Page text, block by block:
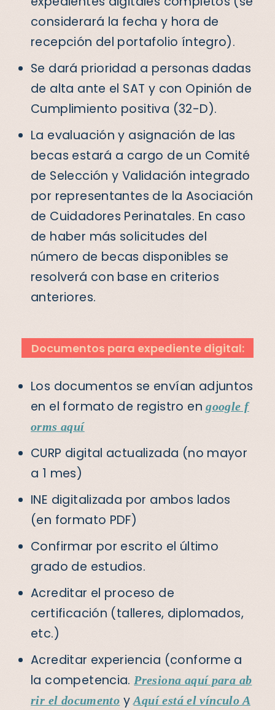
considerará la fecha y hora de
recepción del portafolio íntegro).
Se dará prioridad a personas dadas
de alta ante el SAT y con Opinión de
Cumplimiento positiva (32-D).
La evaluación y asignación de las
becas estará a cargo de un Comité
de Selección y Validación integrado
por representantes de la Asociación
de Cuidadores Perinatales. En caso
de haber más solicitudes del
número de becas disponibles se
resolverá con base en criterios
anteriores.
Documentos para expediente digital:
Los documentos se envían adjuntos
en el formato de registro engoogle f
orms aquí
CURP digital actualizada (no mayor
a 1 mes)
INE digitalizada por ambos lados
(en formato PDF)
Confirmar por escrito el último
grado de estudios.
Acreditar el proceso de
certificación (talleres, diplomados,
etc.)
Acreditar experiencia (conforme a
la competencia.Presiona aquí para ab
rir el documento yAquí está el vínculo A